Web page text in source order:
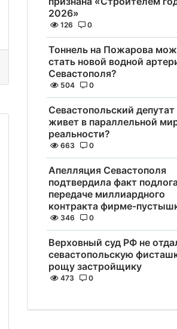
2026»
126 0
Тоннель на Пожарова
стать новой водной
Севастополя?
504 0
Севастопольский депутат
живет в параллельной
реальности?
663 0
Апелляция Севастополя
подтвердила факт
передаче миллиардного
контракта фирме-
346 0
Верховный суд РФ не
севастопольскую
рощу застройщику
473 0